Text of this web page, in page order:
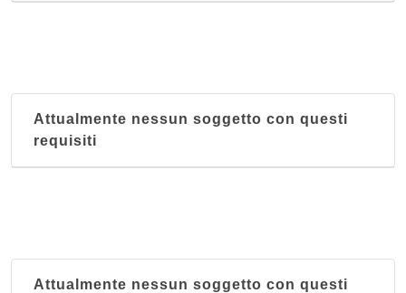
Attualmente nessun soggetto con questi
requisiti
Attualmente nessun soggetto con questi